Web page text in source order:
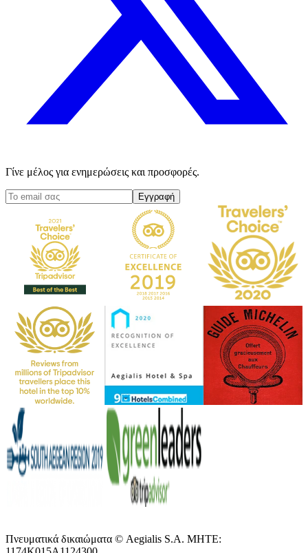
Γίνε μέλος για ενημερώσεις και προσφορές.
Εγγραφή
Πνευματικά δικαιώματα © Aegialis S.A. MHTE: